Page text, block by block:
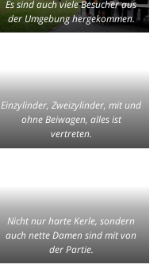
Es sind auch viele Besucher aus
der Umgebung hergekommen.
Einzylinder, Zweizylinder, mit und
ohne Beiwagen, alles ist
vertreten.
Nicht nur harte Kerle, sondern
auch nette Damen sind mit von
der Partie.